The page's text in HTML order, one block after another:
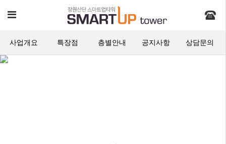
Toggle
사업개요 특장점 층별안내 공지사항 상담문의